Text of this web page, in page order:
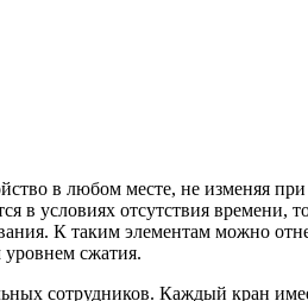
в любом месте, не изменяя
в условиях отсутствия
К таким элементам можно
уровнем сжатия.
сотрудников. Каждый кран